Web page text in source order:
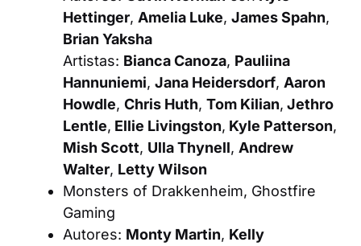
Hettinger, Amelia Luke, James Spahn,
Brian Yaksha
Artistas: Bianca Canoza, Pauliina
Hannuniemi, Jana Heidersdorf, Aaron
Howdle, Chris Huth, Tom Kilian, Jethro
Lentle, Ellie Livingston, Kyle Patterson,
Mish Scott, Ulla Thynell, Andrew
Walter, Letty Wilson
Monsters of Drakkenheim, Ghostfire
Gaming
Autores: Monty Martin, Kelly